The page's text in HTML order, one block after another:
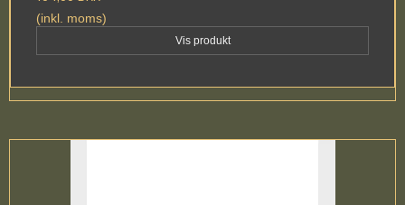
(inkl. moms)
Vis produkt